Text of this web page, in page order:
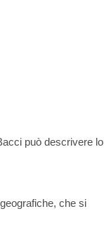
può descrivere lo
che si